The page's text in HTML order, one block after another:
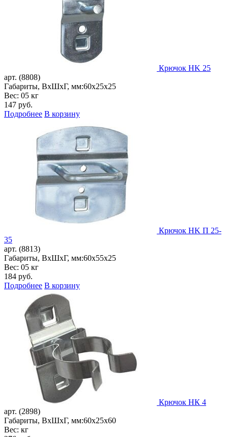
Крючок HK 25
арт. (8808)
Габариты, ВxШxГ, мм:60x25x25
Вес: 05 кг
147 руб.
Подробнее В корзину
Крючок HK П 25-
35
арт. (8813)
Габариты, ВxШxГ, мм:60x55x25
Вес: 05 кг
184 руб.
Подробнее В корзину
Крючок НК 4
арт. (2898)
Габариты, ВxШxГ, мм:60x25x60
Вес: кг